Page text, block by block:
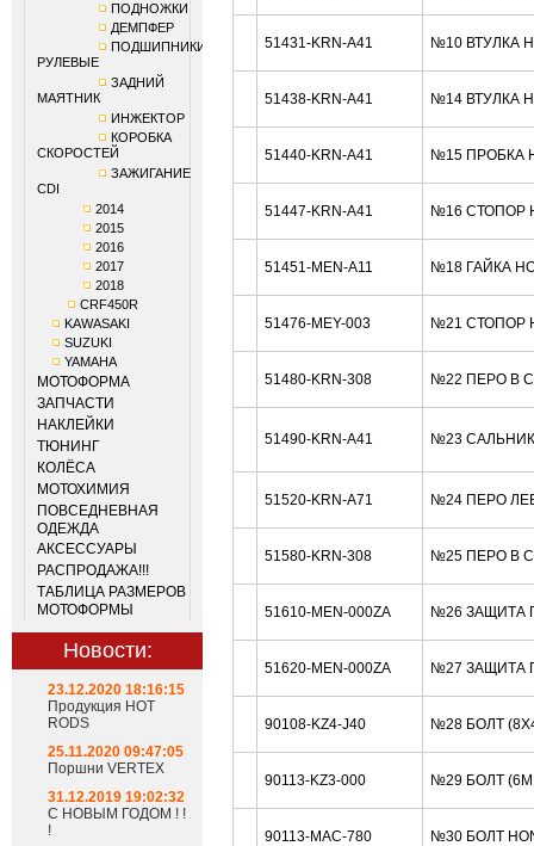
ПОДНОЖКИ
ДЕМПФЕР
ПОДШИПНИКИ
РУЛЕВЫЕ
ЗАДНИЙ
МАЯТНИК
ИНЖЕКТОР
КОРОБКА
СКОРОСТЕЙ
ЗАЖИГАНИЕ
CDI
2014
2015
2016
2017
2018
CRF450R
KAWASAKI
SUZUKI
YAMAHA
МОТОФОРМА
ЗАПЧАСТИ
НАКЛЕЙКИ
ТЮНИНГ
КОЛЁСА
МОТОХИМИЯ
ПОВСЕДНЕВНАЯ
ОДЕЖДА
АКСЕССУАРЫ
РАСПРОДАЖА!!!
ТАБЛИЦА РАЗМЕРОВ
МОТОФОРМЫ
Новости:
23.12.2020 18:16:15
Продукция HOT
RODS
25.11.2020 09:47:05
Поршни VERTEX
31.12.2019 19:02:32
С НОВЫМ ГОДОМ ! !
!
51431-KRN-A41 №10 ВТУЛКА
51438-KRN-A41 №14 ВТУЛКА
51440-KRN-A41 №15 ПРОБКА
51447-KRN-A41 №16 СТОПОР
51451-MEN-A11 №18 ГАЙКА
51476-MEY-003 №21 СТОПОР
51480-KRN-308 №22 ПЕРО В
51490-KRN-A41 №23
51520-KRN-A71 №24 ПЕРО
51580-KRN-308 №25 ПЕРО В
51610-MEN-000ZA №26 ЗАЩИТА
51620-MEN-000ZA №27 ЗАЩИТА
90108-KZ4-J40 №28 БОЛТ
90113-KZ3-000 №29 БОЛТ
90113-MAC-780 №30 БОЛТ